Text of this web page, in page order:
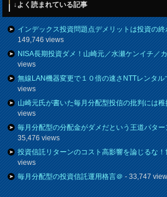
↓よく読まれている記事
インデックス投資問題点デメリットは投資の
149,746 views
NISA長期投資ダメ！山崎元／水瀬ケンイチ／
views
無線LAN機器変更で１０倍の速さNTTレンタ
views
山崎元氏が書いた毎月分配型投信の批判には
views
毎月分配型の分配金がダメだという王道パタ
35,476 views
投資信託リターンのコスト高影響を論じるな
views
毎月分配型の投資信託運用格言＠- 33,747